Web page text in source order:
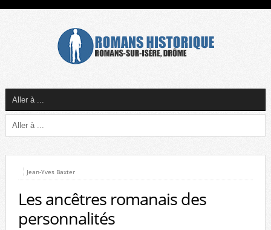
Jean-Yves Baxter
Les ancêtres romanais des
personnalités